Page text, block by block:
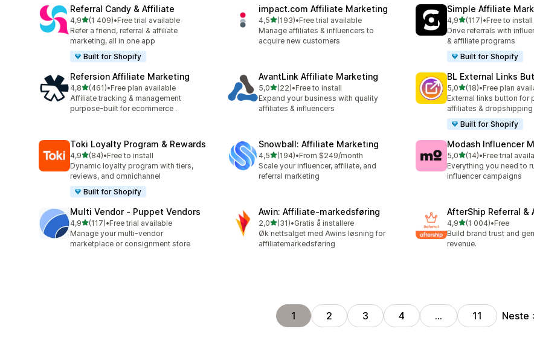
Referral Candy & Affiliate
4,9av 5 stjerner
(1 409)
Totalt 1409 omtaler
•Free trial available
Refer a friend, referral & affiliate
marketing, all in one app
Built for Shopify
impact.com Affiliate Marketing
4,5av 5 stjerner
(193)
Totalt 193 omtaler
•Free trial available
Manage affiliates & influencers to
acquire new customers
Simple Affiliate
4,9av 5 stjerner
(117)
Totalt 117 omtaler
•Free to install
Drive referrals with
& affiliate programs
Built for Shopify
Refersion Affiliate Marketing
4,8av 5 stjerner
(461)
Totalt 461 omtaler
•Free plan available
Affiliate tracking & management
purpose-built for ecommerce .
AvantLink Affiliate Marketing
5,0av 5 stjerner
(22)
Totalt 22 omtaler
•Free to install
Expand your business with quality
affiliates & influencers
BL External Links
5,0av 5 stjerner
(18)
Totalt 18 omtaler
•Free plan
External links button for
affiliates & dropshipping
Built for Shopify
Toki Loyalty Program & Rewards
4,9av 5 stjerner
(84)
Totalt 84 omtaler
•Free to install
Dynamic loyalty program with tiers,
reviews, and omnichannel
Built for Shopify
Snowball: Affiliate Marketing
4,5av 5 stjerner
(194)
Totalt 194 omtaler
•From $249/month
Scale your influencer, affiliate, and
referral marketing
Modash Influencer
5,0av 5 stjerner
(14)
Totalt 14 omtaler
•Free trial
Everything you need to
influencer campaigns
Multi Vendor ‑ Puppet Vendors
4,9av 5 stjerner
(117)
Totalt 117 omtaler
•Free trial available
Manage your multi-vendor
marketplace or consignment store
Awin: Affiliate‑markedsføring
2,0av 5 stjerner
(31)
Totalt 31 omtaler
•Gratis å installere
Øk nettsalget med Awins løsning for
affiliatemarkedsføring
AfterShip Referral &
4,9av 5 stjerner
(1 004)
Totalt 1004 omtaler
•Free
Build brand trust and
revenue.
1 2 3 4 … 11 Neste